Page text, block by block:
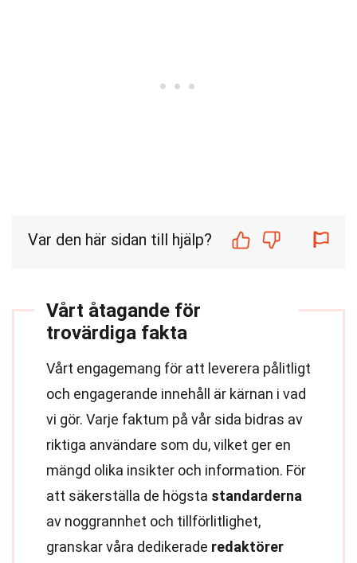
Var den här sidan till hjälp?
Vårt åtagande för
trovärdiga fakta
Vårt engagemang för att leverera pålitligt
och engagerande innehåll är kärnan i vad
vi gör. Varje faktum på vår sida bidras av
riktiga användare som du, vilket ger en
mängd olika insikter och information. För
att säkerställa de högsta standarderna
av noggrannhet och tillförlitlighet,
granskar våra dedikerade redaktörer